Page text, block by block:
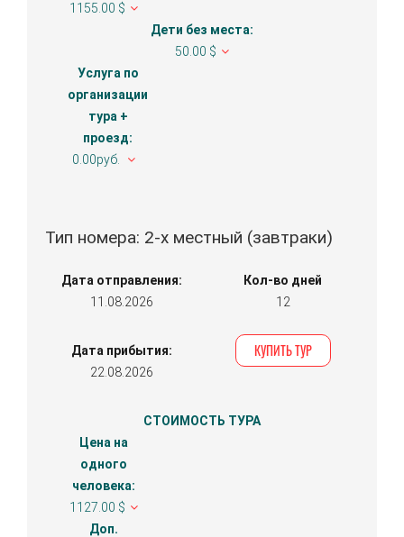
1155.00 $
Дети без места:
50.00 $
Услуга по
организации
тура +
проезд:
0.00руб.
Тип номера: 2-х местный (завтраки)
Дата отправления:
11.08.2026
Кол-во дней
12
Дата прибытия:
22.08.2026
СТОИМОСТЬ ТУРА
Цена на
одного
человека:
1127.00 $
Доп.
КУПИТЬ ТУР